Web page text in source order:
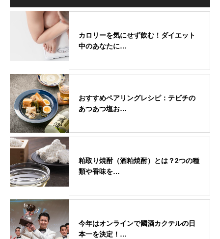
カロリーを気にせず飲む！ダイエット
中のあなたに…
おすすめペアリングレシピ：テビチの
あつあつ塩お…
粕取り焼酎（酒粕焼酎）とは？2つの種
類や香味を…
今年はオンラインで國酒カクテルの日
本一を決定！…